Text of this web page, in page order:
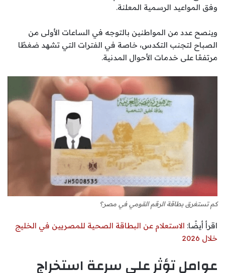
وفق المواعيد الرسمية المعلنة.
وينصح عدد من المواطنين بالتوجه في الساعات الأولى من
الصباح لتجنب التكدس، خاصة في الفترات التي تشهد ضغطًا
مرتفعًا على خدمات الأحوال المدنية.
كم تستغرق بطاقة الرقم القومي في مصر؟
اقرأ أيضًا: الاستعلام عن البطاقة الصحية للمصريين في الخليج
خلال 2026
عوامل تؤثر على سرعة استخراج